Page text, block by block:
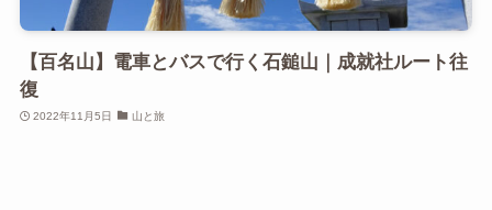
【百名山】電車とバスで行く石鎚山｜成就社ルート往
復
2022年11月5日 山と旅